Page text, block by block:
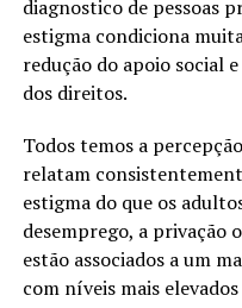
diagnostico de pessoas
estigma condiciona
redução do apoio social
dos direitos.
Todos temos a
relatam
estigma do que os
desemprego, a privação
estão associados a um
com níveis mais